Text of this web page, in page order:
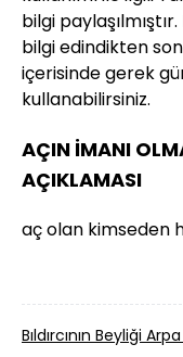
bilgi
bilgi edindikten
içerisinde gerek
kullanabilirsiniz.
AÇIN İMANI
AÇIKLAMASI
aç olan kimseden
Bıldırcının Beyliği